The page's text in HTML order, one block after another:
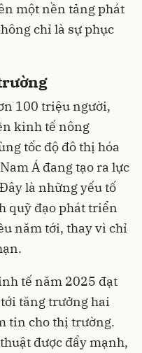
một nền tảng phát
chỉ là sự phục
100 triệu người,
kinh tế nông
tốc độ đô thị hóa
Á đang tạo ra lực
là những yếu tố
quỹ đạo phát triển
năm tới, thay vì chỉ
tế năm 2025 đạt
tăng trưởng hai
tin cho thị trường.
được đẩy mạnh,